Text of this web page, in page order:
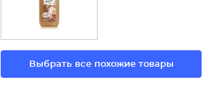
Выбрать все похожие товары